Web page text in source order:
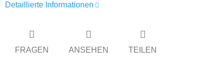
Detaillierte Informationen
FRAGEN ANSEHEN TEILEN